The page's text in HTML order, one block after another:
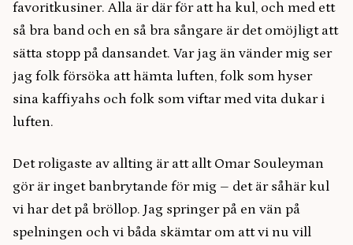
favoritkusiner. Alla är där för att ha kul, och med ett
så bra band och en så bra sångare är det omöjligt att
sätta stopp på dansandet. Var jag än vänder mig ser
jag folk försöka att hämta luften, folk som hyser
sina kaffiyahs och folk som viftar med vita dukar i
luften.
Det roligaste av allting är att allt Omar Souleyman
gör är inget banbrytande för mig – det är såhär kul
vi har det på bröllop. Jag springer på en vän på
spelningen och vi båda skämtar om att vi nu vill